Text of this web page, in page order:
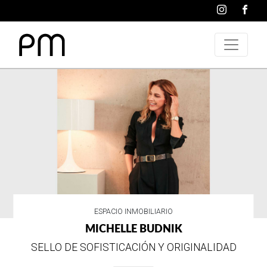
ESPACIO INMOBILIARIO
TEKA, INFINITY G1
EDICIÓN ESPECIAL DE DISEÑO ITALIANO